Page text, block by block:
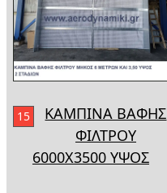
15
ΚΑΜΠΙΝΑ ΒΑΦΗΣ
ΦΙΛΤΡΟΥ
6000Χ3500 ΥΨΟΣ